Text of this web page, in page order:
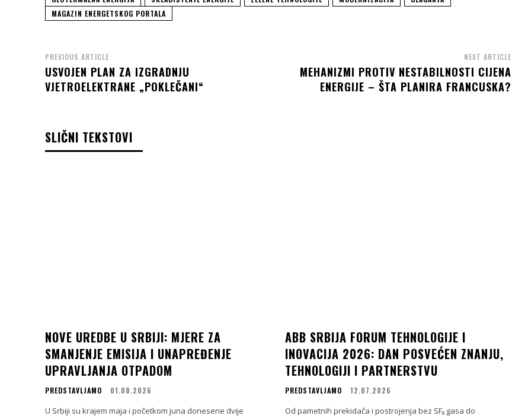
MAGAZIN ENERGETSKOG PORTALA
PREVIOUS ARTICLE
USVOJEN PLAN ZA IZGRADNJU
VJETROELEKTRANE „POKLEČANI“
NEXT ARTICLE
MEHANIZMI PROTIV NESTABILNOSTI CIJENA
ENERGIJE – ŠTA PLANIRA FRANCUSKA?
SLIČNI TEKSTOVI
NOVE UREDBE U SRBIJI: MJERE ZA
SMANJENJE EMISIJA I UNAPREĐENJE
UPRAVLJANJA OTPADOM
PREDSTAVLJAMO 01.08.2026
U Srbiji su krajem maja i početkom juna donesene dvije
ABB SRBIJA FORUM TEHNOLOGIJE I
INOVACIJA 2026: DAN POSVEĆEN ZNANJU,
TEHNOLOGIJI I PARTNERSTVU
PREDSTAVLJAMO 12.07.2026
Od pametnih prekidača i postrojenja bez SF₆ gasa do